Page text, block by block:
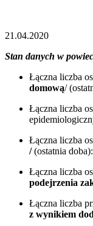
21.04.2020
Stan danych w
Łączna liczba
domową/
Łączna liczba
Łączna liczba
/(ostatnia
Łączna liczba
podejrzenia
Łączna liczba
z wynikiem